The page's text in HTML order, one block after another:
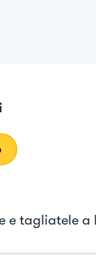
e tagliatele